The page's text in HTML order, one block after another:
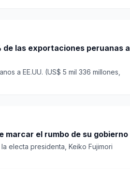
de las exportaciones peruanas a
a EE.UU. (US$ 5 mil 336 millones,
marcar el rumbo de su gobierno
electa presidenta, Keiko Fujimori